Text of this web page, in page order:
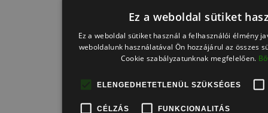
Ez a weboldal sütiket
Ez a weboldal sütiket használ a felhasználói élmény
weboldalunk használatával Ön hozzájárul az összes
Cookie szabályzatunknak megfelelően.
ELENGEDHETETLENÜL SZÜKSÉGES
CÉLZÁS FUNKCIONALITÁS